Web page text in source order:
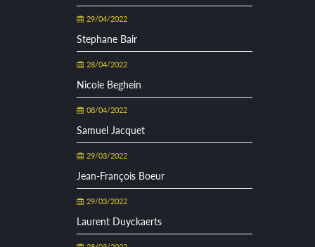
29/04/2022
Stephane Bair
28/04/2022
Nicole Beghein
08/04/2022
Samuel Jacquet
29/03/2022
Jean-François Boeur
29/03/2022
Laurent Duyckaerts